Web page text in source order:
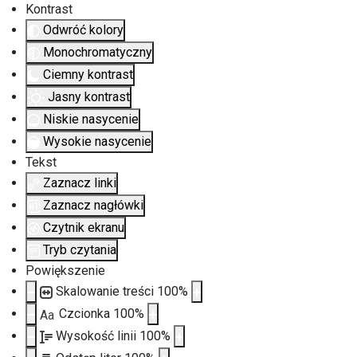
Kontrast
Odwróć kolory
Monochromatyczny
Ciemny kontrast
Jasny kontrast
Niskie nasycenie
Wysokie nasycenie
Tekst
Zaznacz linki
Zaznacz nagłówki
Czytnik ekranu
Tryb czytania
Powiększenie
Skalowanie treści 100%
Aa Czcionka 100%
Wysokość linii 100%